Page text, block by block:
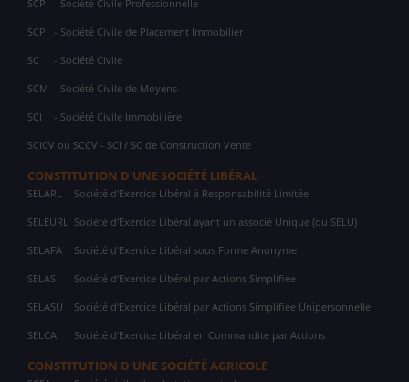
SCP - Société Civile Professionnelle
SCPI - Société Civile de Placement Immobilier
SC - Société Civile
SCM - Société Civile de Moyens
SCI - Société Civile Immobilière
SCICV ou SCCV - SCI / SC de Construction Vente
CONSTITUTION D'UNE SOCIÉTÉ LIBÉRAL
SELARL Société d'Exercice Libéral à Responsabilité Limitée
SELEURL Société d'Exercice Libéral ayant un associé Unique (ou SELU)
SELAFA Société d'Exercice Libéral sous Forme Anonyme
SELAS Société d'Exercice Libéral par Actions Simplifiée
SELASU Société d'Exercice Libéral par Actions Simplifiée Unipersonnelle
SELCA Société d'Exercice Libéral en Commandite par Actions
CONSTITUTION D'UNE SOCIÉTÉ AGRICOLE